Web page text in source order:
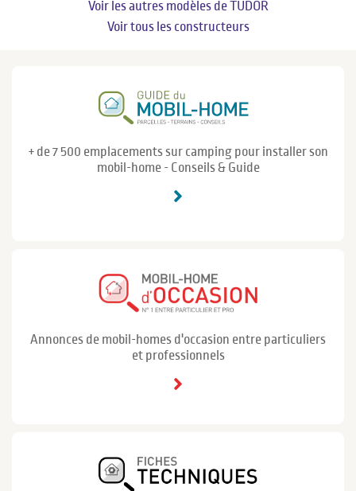
Voir les autres modèles de TUDOR
Voir tous les constructeurs
+ de 7 500 emplacements sur camping pour installer son
mobil-home - Conseils & Guide
Annonces de mobil-homes d'occasion entre particuliers
et professionnels